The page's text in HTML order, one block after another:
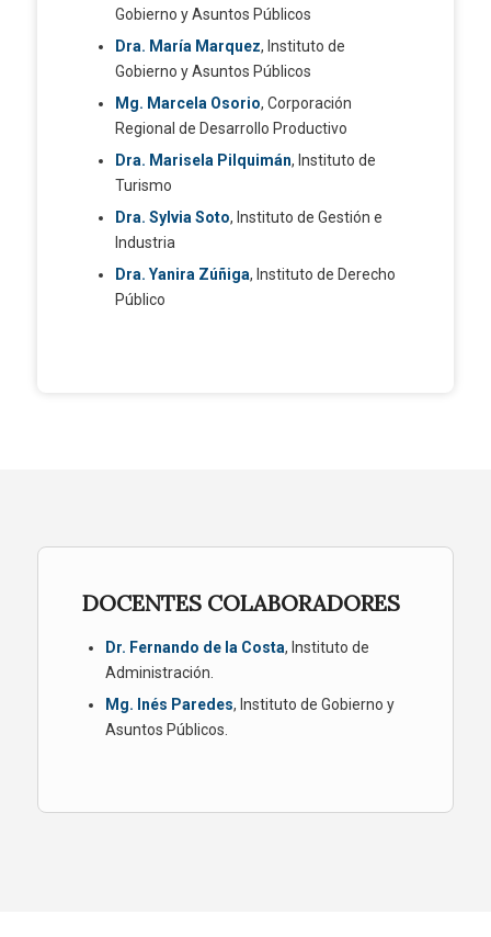
Gobierno y Asuntos Públicos
Dra. María Marquez, Instituto de
Gobierno y Asuntos Públicos
Mg. Marcela Osorio, Corporación
Regional de Desarrollo Productivo
Dra. Marisela Pilquimán, Instituto de
Turismo
Dra. Sylvia Soto, Instituto de Gestión e
Industria
Dra. Yanira Zúñiga, Instituto de Derecho
Público
DOCENTES COLABORADORES
Dr. Fernando de la Costa, Instituto de
Administración.
Mg. Inés Paredes, Instituto de Gobierno y
Asuntos Públicos.